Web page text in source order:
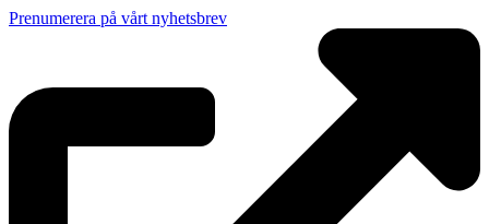
Prenumerera på vårt nyhetsbrev